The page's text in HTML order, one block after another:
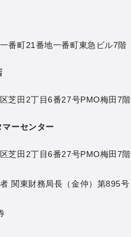
番町21番地一番町東急ビル7階
芝田2丁目6番27号PMO梅田7階
ーセンター
芝田2丁目6番27号PMO梅田7階
関東財務局長（金仲）第895号